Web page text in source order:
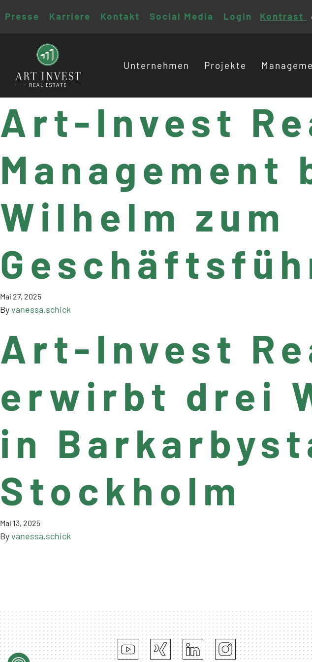
Presse Karriere Kontakt Social Media Login Kontrast
Unternehmen Projekte
Art-Invest
Management
Wilhelm zum
Mai 27, 2025
Byvanessa.schick
Art-Invest
erwirbt drei
in
Stockholm
Mai 13, 2025
Byvanessa.schick